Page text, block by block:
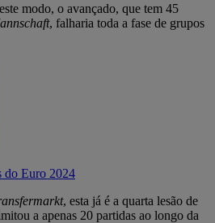
modo, o avançado, que tem 45
, falharia toda a fase de grupos
do Euro 2024
, esta já é a quarta lesão de
a apenas 20 partidas ao longo da